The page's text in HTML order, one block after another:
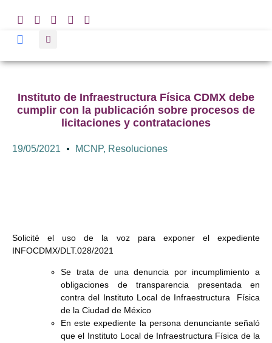
Instituto de Infraestructura Física CDMX debe
cumplir con la publicación sobre procesos de
licitaciones y contrataciones
19/05/2021 MCNP, Resoluciones
Solicité el uso de la voz para exponer el expediente
INFOCDMX/DLT.028/2021
Se trata de una denuncia por incumplimiento a
obligaciones de transparencia presentada en
contra del Instituto Local de Infraestructura Física
de la Ciudad de México
En este expediente la persona denunciante señaló
que el Instituto Local de Infraestructura Física de la